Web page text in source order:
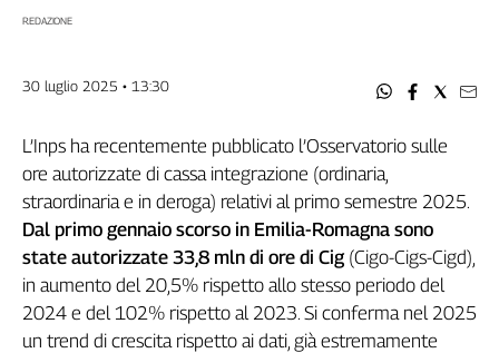
Flai
Fp
Slc
Spi
Inca
Caaf
Speciali
G8
di
REDAZIONE
30 luglio 2025 • 13:30
L’Inps ha recentemente pubblicato l’Osservatorio sulle
ore autorizzate di cassa integrazione (ordinaria,
straordinaria e in deroga) relativi al primo semestre 2025.
Dal primo gennaio scorso in Emilia-Romagna sono
state autorizzate 33,8 mln di ore di Cig (Cigo-Cigs-Cigd),
in aumento del 20,5% rispetto allo stesso periodo del
2024 e del 102% rispetto al 2023. Si conferma nel 2025
un trend di crescita rispetto ai dati, già estremamente